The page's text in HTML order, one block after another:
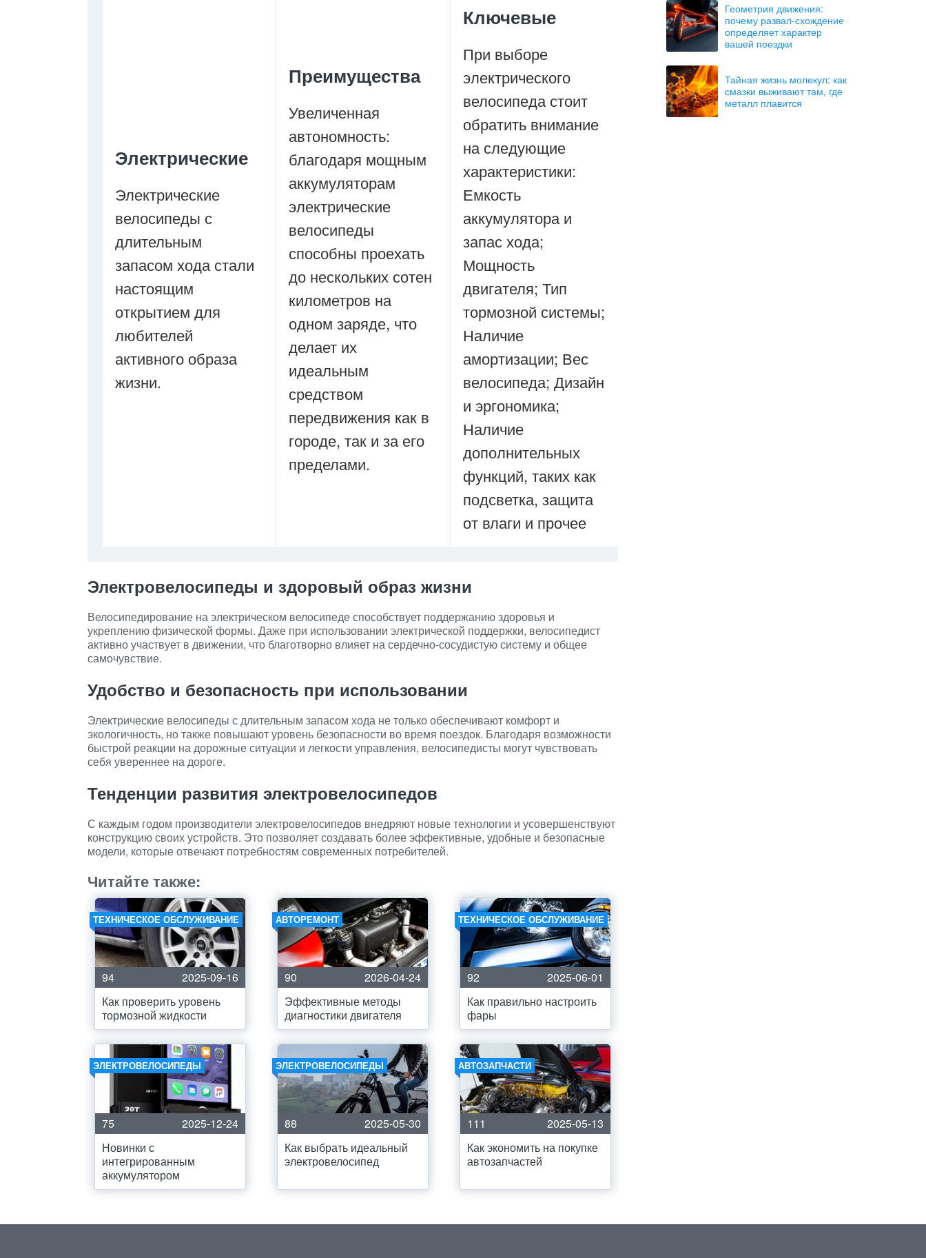
Электрические
Электрические
велосипеды с
длительным
запасом хода стали
настоящим
открытием для
любителей
активного образа
жизни.
Преимущества
Увеличенная
автономность:
благодаря мощным
аккумуляторам
электрические
велосипеды
способны проехать
до нескольких сотен
километров на
одном заряде, что
делает их
идеальным
средством
передвижения как в
городе, так и за его
пределами.
Ключевые
При выборе
электрического
велосипеда стоит
обратить внимание
на следующие
характеристики:
Емкость
аккумулятора и
запас хода;
Мощность
двигателя; Тип
тормозной системы;
Наличие
амортизации; Вес
велосипеда; Дизайн
и эргономика;
Наличие
дополнительных
функций, таких как
подсветка, защита
от влаги и прочее
Электровелосипеды и здоровый образ жизни
Велосипедирование на электрическом велосипеде способствует поддержанию здоровья и
укреплению физической формы. Даже при использовании электрической поддержки, велосипедист
активно участвует в движении, что благотворно влияет на сердечно-сосудистую систему и общее
самочувствие.
Удобство и безопасность при использовании
Электрические велосипеды с длительным запасом хода не только обеспечивают комфорт и
экологичность, но также повышают уровень безопасности во время поездок. Благодаря возможности
быстрой реакции на дорожные ситуации и легкости управления, велосипедисты могут чувствовать
себя увереннее на дороге.
Тенденции развития электровелосипедов
С каждым годом производители электровелосипедов внедряют новые технологии и усовершенствуют
конструкцию своих устройств. Это позволяет создавать более эффективные, удобные и безопасные
модели, которые отвечают потребностям современных потребителей.
Читайте также:
ТЕХНИЧЕСКОЕ ОБСЛУЖИВАНИЕ
94
2025-09-16
Как проверить уровень
тормозной жидкости
АВТОРЕМОНТ
90
2026-04-24
Эффективные методы
диагностики двигателя
ТЕХНИЧЕСКОЕ ОБСЛУЖИВАНИЕ
92
2025-06-01
Как правильно настроить
фары
ЭЛЕКТРОВЕЛОСИПЕДЫ
75
2025-12-24
Новинки с
интегрированным
аккумулятором
ЭЛЕКТРОВЕЛОСИПЕДЫ
88
2025-05-30
Как выбрать идеальный
электровелосипед
АВТОЗАПЧАСТИ
111
2025-05-13
Как экономить на покупке
автозапчастей
Геометрия движения:
почему развал-схождение
определяет характер
вашей поездки
Тайная жизнь молекул: как
смазки выживают там, где
металл плавится